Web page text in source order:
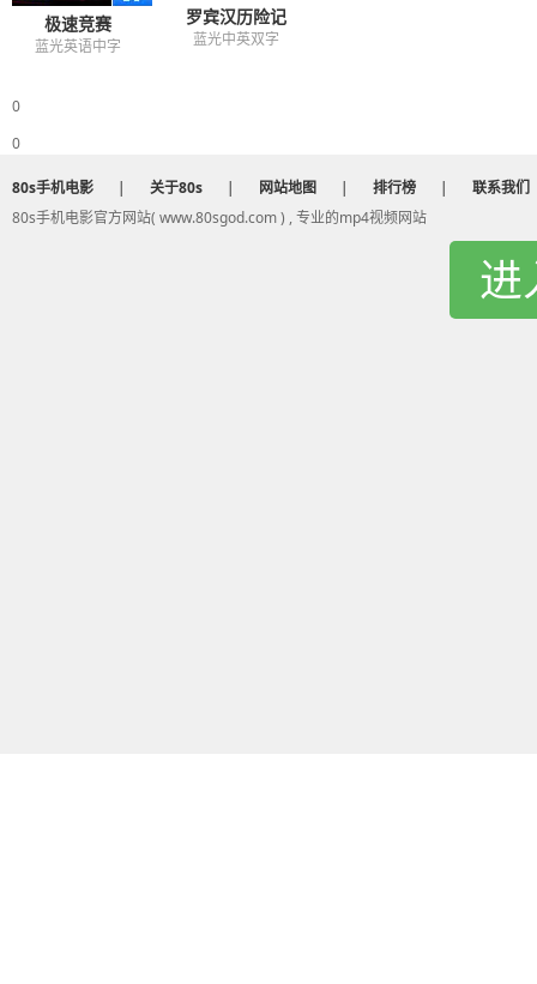
极速竞赛
蓝光英语中字
罗宾汉历险记
蓝光中英双字
0
0
80s手机电影 | 关于80s | 网站地图 | 排行榜 |
联系我们
80s手机电影官方网站( www.80sgod.com ) , 专业的mp4视频网站
进